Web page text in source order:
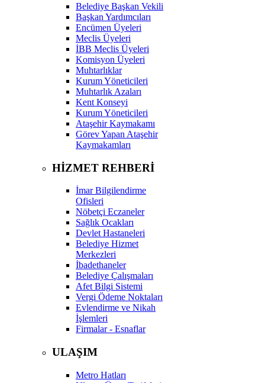
Belediye Başkan Vekili
Başkan Yardımcıları
Encümen Üyeleri
Meclis Üyeleri
İBB Meclis Üyeleri
Komisyon Üyeleri
Muhtarlıklar
Kurum Yöneticileri
Muhtarlık Azaları
Kent Konseyi
Kurum Yöneticileri
Ataşehir Kaymakamı
Görev Yapan Ataşehir
Kaymakamları
HİZMET REHBERİ
İmar Bilgilendirme
Ofisleri
Nöbetçi Eczaneler
Sağlık Ocakları
Devlet Hastaneleri
Belediye Hizmet
Merkezleri
İbadethaneler
Belediye Çalışmaları
Afet Bilgi Sistemi
Vergi Ödeme Noktaları
Evlendirme ve Nikah
İşlemleri
Firmalar - Esnaflar
ULAŞIM
Metro Hatları